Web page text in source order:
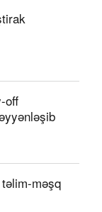
off
təlim-məşq